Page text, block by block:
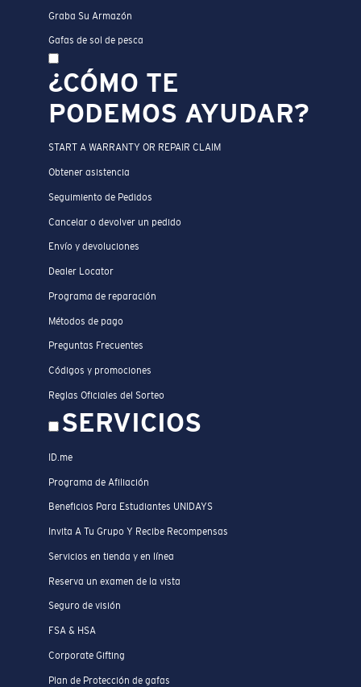
Graba Su Armazón
Gafas de sol de pesca
¿CÓMO TE
PODEMOS AYUDAR?
START A WARRANTY OR REPAIR CLAIM
Obtener asistencia
Seguimiento de Pedidos
Cancelar o devolver un pedido
Envío y devoluciones
Dealer Locator
Programa de reparación
Métodos de pago
Preguntas Frecuentes
Códigos y promociones
Reglas Oficiales del Sorteo
SERVICIOS
ID.me
Programa de Afiliación
Beneficios Para Estudiantes UNIDAYS
Invita A Tu Grupo Y Recibe Recompensas
Servicios en tienda y en línea
Reserva un examen de la vista
Seguro de visión
FSA & HSA
Corporate Gifting
Plan de Protección de gafas